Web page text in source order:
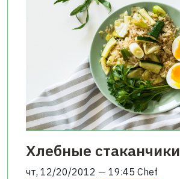
Хлебные стаканчики
чт, 12/20/2012 — 19:45 Chef